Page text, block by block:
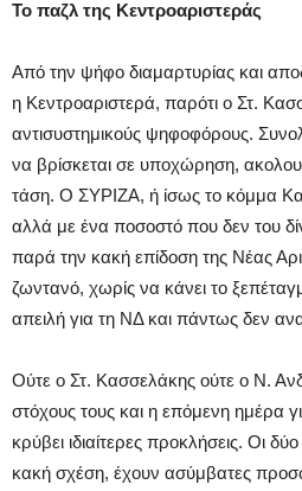
Το παζλ της Κεντροαριστεράς
Από την ψήφο διαμαρτυρίας και
η Κεντροαριστερά, παρότι ο Στ.
αντισυστημικούς ψηφοφόρους.
να βρίσκεται σε υποχώρηση,
τάση. Ο ΣΥΡΙΖΑ, ή ίσως το κόμμα
αλλά με ένα ποσοστό που δεν του
παρά την κακή επίδοση της Νέας
ζωντανό, χωρίς να κάνει το
απειλή για τη ΝΔ και πάντως δεν
Ούτε ο Στ. Κασσελάκης ούτε ο Ν.
στόχους τους και η επόμενη ημέρα
κρύβει ιδιαίτερες προκλήσεις. Οι
κακή σχέση, έχουν ασύμβατες